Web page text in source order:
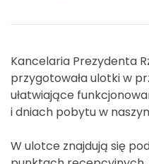
Kancelaria Prezydenta
przygotowała ulotki w
ułatwiające
i dniach pobytu w
W ulotce znajdują się